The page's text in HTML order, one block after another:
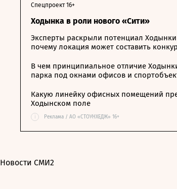
Ходынка в роли нового «Сити»
Спецпроект 16+
Эксперты раскрыли потенциал
почему локация может составить
В чем принципиальное отличие
парка под окнами офисов и
Какую линейку офисных помещений
Ходынском поле
i Реклама / АО «СТОУНХЕДЖ» 16+
Новости СМИ2